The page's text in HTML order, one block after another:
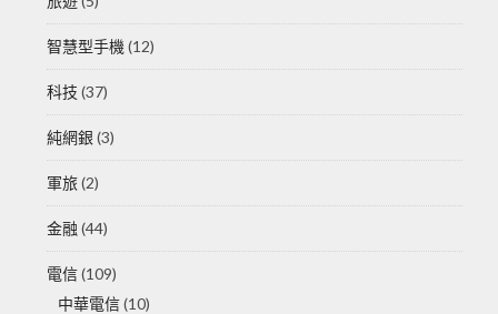
智慧型手機 (12)
科技 (37)
純網銀 (3)
軍旅(2)
金融 (44)
電信(109)
中華電信(10)